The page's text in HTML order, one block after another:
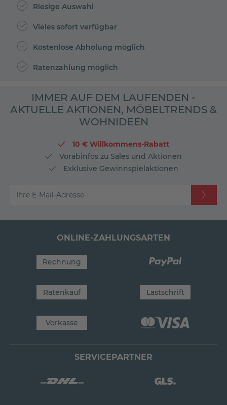
Riesige Auswahl
Vieles sofort verfügbar
Kostenlose Abholung möglich
Ratenzahlung möglich
IMMER AUF DEM LAUFENDEN -
AKTUELLE AKTIONEN, MÖBELTRENDS &
WOHNIDEEN
10 € Willkommens-Rabatt
Vorabinfos zu Sales und Aktionen
Exklusive Gewinnspielaktionen
Ihre E-Mail-Adresse
ONLINE-ZAHLUNGSARTEN
Rechnung
Ratenkauf Lastschrift
Vorkasse
SERVICEPARTNER